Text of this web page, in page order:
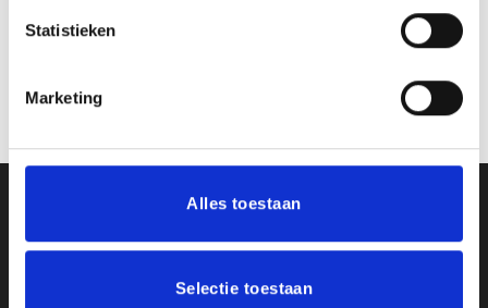
Statistieken
Marketing
Alles toestaan
Selectie toestaan
mm)
winkelwagen
(40/45/50 mm)
incl. BTW
winkelwagen